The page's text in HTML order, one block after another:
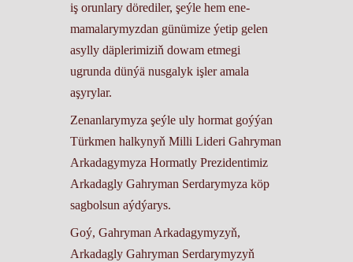
iş orunlary dörediler, şeýle hem ene-
mamalarymyzdan günümize ýetip gelen
asylly däplerimiziň dowam etmegi
ugrunda dünýä nusgalyk işler amala
aşyrylar.
Zenanlarymyza şeýle uly hormat goýýan
Türkmen halkynyň Milli Lideri Gahryman
Arkadagymyza Hormatly Prezidentimiz
Arkadagly Gahryman Serdarymyza köp
sagbolsun aýdýarys.
Goý, Gahryman Arkadagymyzyň,
Arkadagly Gahryman Serdarymyzyň